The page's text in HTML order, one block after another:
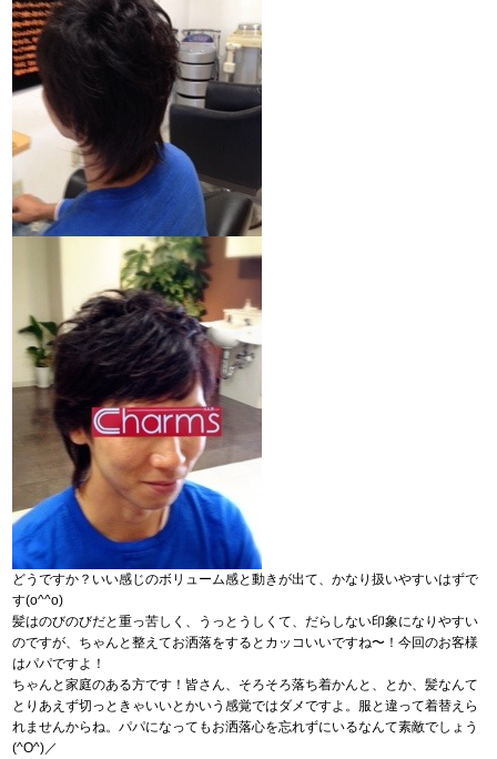
どうですか？いい感じのボリューム感と動きが出て、かなり扱いやすいはずで
す(o^^o)
髪はのびのびだと重っ苦しく、うっとうしくて、だらしない印象になりやすい
のですが、ちゃんと整えてお洒落をするとカッコいいですね〜！今回のお客様
はパパですよ！
ちゃんと家庭のある方です！皆さん、そろそろ落ち着かんと、とか、髪なんて
とりあえず切っときゃいいとかいう感覚ではダメですよ。服と違って着替えら
れませんからね。パパになってもお洒落心を忘れずにいるなんて素敵でしょう
(^O^)／